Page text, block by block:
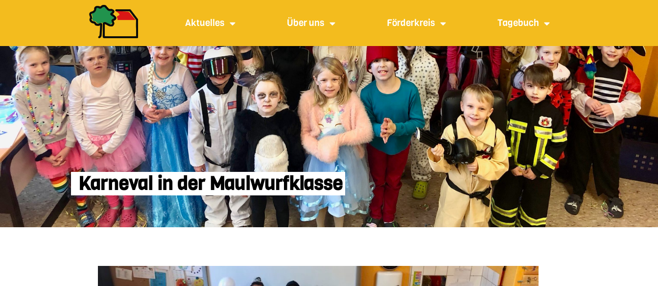
Aktuelles Über uns Förderkreis Tagebuch
Karneval in der Maulwurfklasse